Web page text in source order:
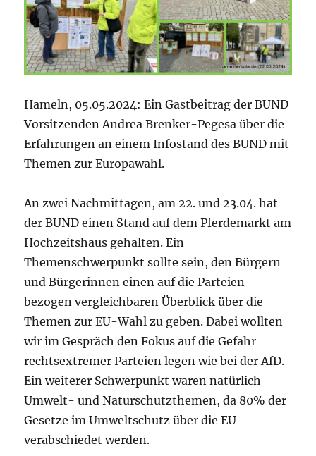
Hameln, 05.05.2024: Ein Gastbeitrag der BUND
Vorsitzenden Andrea Brenker-Pegesa über die
Erfahrungen an einem Infostand des BUND mit
Themen zur Europawahl.
An zwei Nachmittagen, am 22. und 23.04. hat
der BUND einen Stand auf dem Pferdemarkt am
Hochzeitshaus gehalten. Ein
Themenschwerpunkt sollte sein, den Bürgern
und Bürgerinnen einen auf die Parteien
bezogen vergleichbaren Überblick über die
Themen zur EU-Wahl zu geben. Dabei wollten
wir im Gespräch den Fokus auf die Gefahr
rechtsextremer Parteien legen wie bei der AfD.
Ein weiterer Schwerpunkt waren natürlich
Umwelt- und Naturschutzthemen, da 80% der
Gesetze im Umweltschutz über die EU
verabschiedet werden.